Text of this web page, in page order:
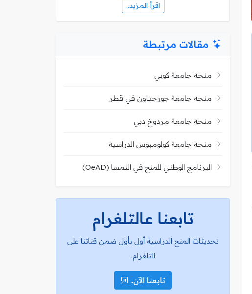
اقرأ المزيد..
مقالات مرتبطة
منحة جامعة كوبي
منحة جامعة جورجتاون في قطر
منحة جامعة مردوخ دبي
منحة جامعة كولومبوس الدراسية
البرنامج الوطني للمنح في النمسا (OeAD)
تابعنا عالتلغرام
تحديثات المنح الدراسية أول بأول ضمن قناتنا على
التلغرام.
تابعنا الآن..